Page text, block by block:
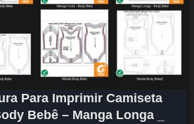
Para Imprimir Camiseta
Bebê – Manga Longa _